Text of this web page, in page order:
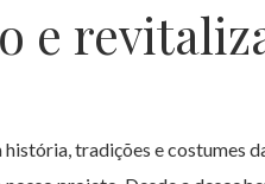
e
tradições e costumes